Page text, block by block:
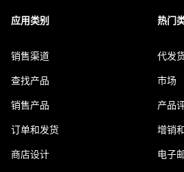
应用类别
销售渠道
查找产品
销售产品
订单和发货
商店设计
热门
代发
市场
产品
增销
电子